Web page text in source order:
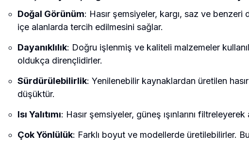
Doğal Görünüm: Hasır şemsiyeler, kargı, saz ve
içe alanlarda tercih edilmesini sağlar.
Dayanıklılık: Doğru işlenmiş ve kaliteli malzemeler
oldukça dirençlidirler.
Sürdürülebilirlik: Yenilenebilir kaynaklardan üretilen
düşüktür.
Isı Yalıtımı: Hasır şemsiyeler, güneş ışınlarını
Çok Yönlülük: Farklı boyut ve modellerde üretilebilirler.